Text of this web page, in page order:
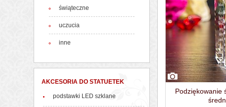
świąteczne
uczucia
inne
AKCESORIA DO STATUETEK
podstawki LED szklane
Podziękowanie